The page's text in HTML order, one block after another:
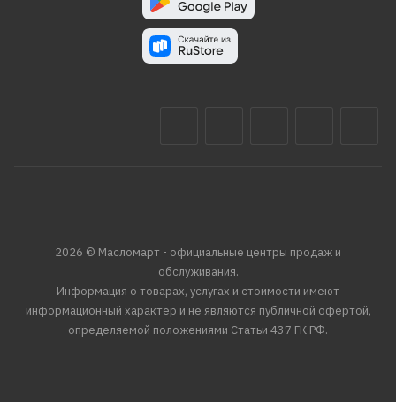
2026 © Масломарт - официальные центры продаж и
обслуживания.
Информация о товарах, услугах и стоимости имеют
информационный характер и не являются публичной офертой,
определяемой положениями Статьи 437 ГК РФ.